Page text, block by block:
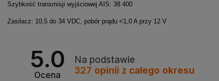
Szybkość transmisji wyjściowej AIS: 38 400
Zasilacz: 10,5 do 34 VDC, pobór prądu <1,0 A przy 12 V
5.0
Ocena
Na podstawie
327 opinii z całego okresu